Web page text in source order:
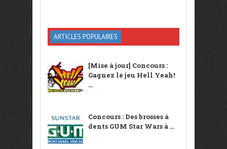
ARTICLES POPULAIRES
[Mise à jour] Concours :
Gagnez le jeu Hell Yeah!
...
Concours : Des brosses à
dents GUM Star Wars à ...